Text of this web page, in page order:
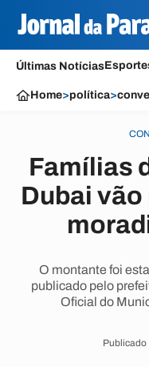
Últimas Notícias
Home>política>
Famílias
Dubai
O montante foi
publicado pelo
Oficial do
Publicado